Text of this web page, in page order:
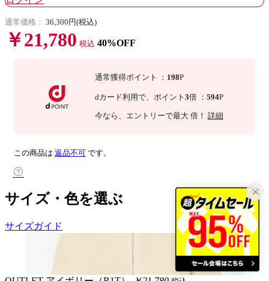
通常価格： 36,300円(税込)
￥21,780 税込 40%OFF
通常獲得ポイント ： 198P
dカード利用で、 ポイント 3倍 ： 594P
今なら 、エントリーで最大 倍！ 詳細
この商品は 返品不可 です。
サイズ・色を選ぶ
サイズガイド